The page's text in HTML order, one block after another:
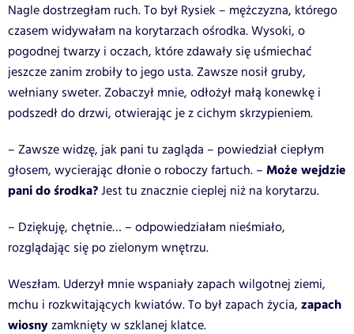
Nagle dostrzegłam ruch. To był Rysiek – mężczyzna, którego
czasem widywałam na korytarzach ośrodka. Wysoki, o
pogodnej twarzy i oczach, które zdawały się uśmiechać
jeszcze zanim zrobiły to jego usta. Zawsze nosił gruby,
wełniany sweter. Zobaczył mnie, odłożył małą konewkę i
podszedł do drzwi, otwierając je z cichym skrzypieniem.
– Zawsze widzę, jak pani tu zagląda – powiedział ciepłym
głosem, wycierając dłonie o roboczy fartuch. – Może wejdzie
pani do środka?Jest tu znacznie cieplej niż na korytarzu.
– Dziękuję, chętnie… – odpowiedziałam nieśmiało,
rozglądając się po zielonym wnętrzu.
Weszłam. Uderzył mnie wspaniały zapach wilgotnej ziemi,
mchu i rozkwitających kwiatów. To był zapach życia, zapach
wiosnyzamknięty w szklanej klatce.